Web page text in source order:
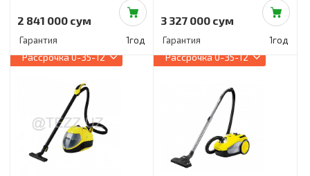
2 841 000 сум
Гарантия 1год
3 327 000 сум
Гарантия 1год
Рассрочка0-35-12 Рассрочка0-35-12